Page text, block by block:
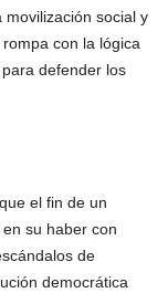
social y
con la lógica
defender los
el fin de un
su haber con
de
democrática